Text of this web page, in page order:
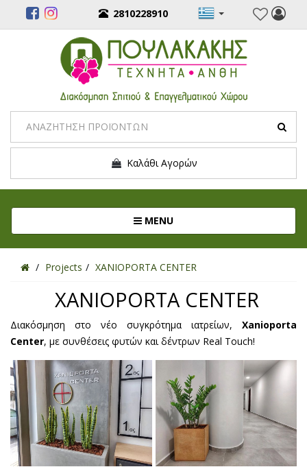
2810228910
Καλάθι Αγορών
MENUToggle navigation
Projects XANIOPORTA CENTER
XANIOPORTA CENTER
Διακόσμηση στο νέο συγκρότημα ιατρείων, Xanioporta
Center, με συνθέσεις φυτών και δέντρων Real Touch!